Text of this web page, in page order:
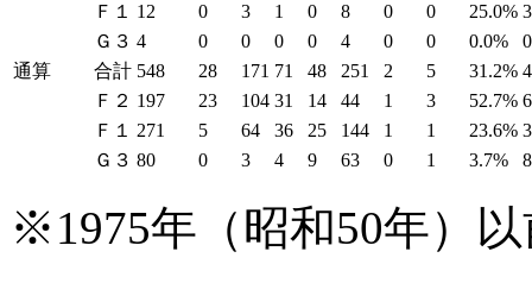
Ｆ１
12 0 3 1 0 8 0 0 25.0%
Ｇ３ 4 0 0 0 0 4 0 0 0.0%
通算
合計 548 28 171 71 48 251 2 5 31.2%
Ｆ２ 197 23 104 31 14 44 1 3 52.7%
Ｆ１
271 5 64 36 25 144 1 1 23.6%
Ｇ３ 80 0 3 4 9 63 0 1 3.7%
※1975年（昭和50年）